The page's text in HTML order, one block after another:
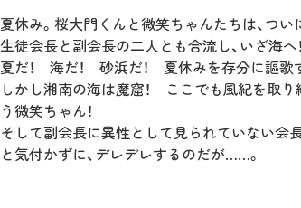
夏休み。桜大門くんと微笑ちゃんたちは、つい
生徒会長と副会長の二人とも合流し、いざ海へ！
夏だ！ 海だ！ 砂浜だ！ 夏休みを存分に謳歌
しかし湘南の海は魔窟！ ここでも風紀を取
う微笑ちゃん！
そして副会長に異性として見られていない会
と気付かずに、デレデレするのだが……。